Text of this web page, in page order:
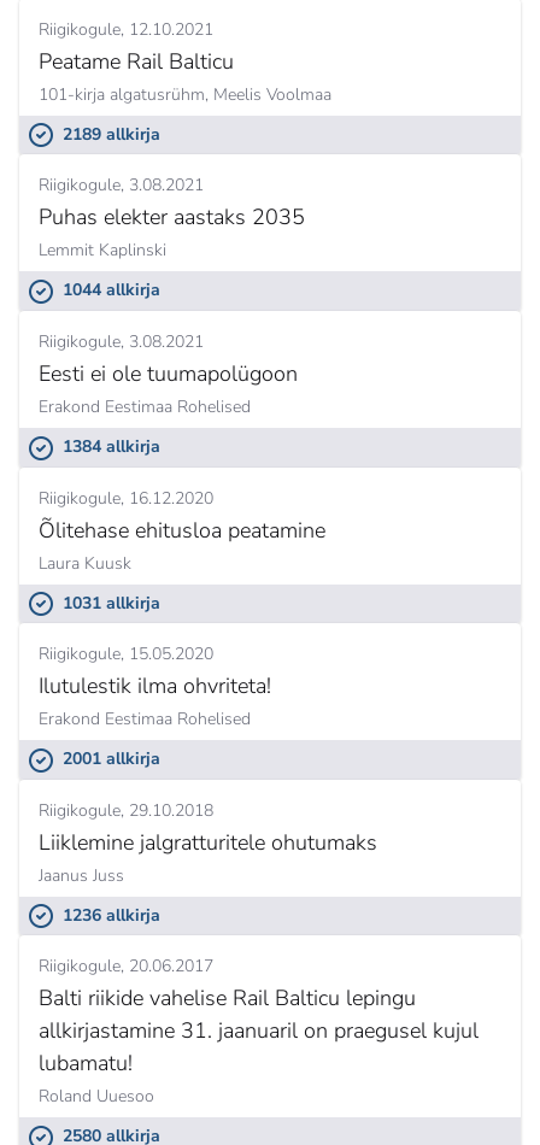
Riigikogule 12.10.2021
Peatame Rail Balticu
101-kirja algatusrühm, Meelis Voolmaa
2189 allkirja
Riigikogule 3.08.2021
Puhas elekter aastaks 2035
Lemmit Kaplinski
1044 allkirja
Riigikogule 3.08.2021
Eesti ei ole tuumapolügoon
Erakond Eestimaa Rohelised
1384 allkirja
Riigikogule 16.12.2020
Õlitehase ehitusloa peatamine
Laura Kuusk
1031 allkirja
Riigikogule 15.05.2020
Ilutulestik ilma ohvriteta!
Erakond Eestimaa Rohelised
2001 allkirja
Riigikogule 29.10.2018
Liiklemine jalgratturitele ohutumaks
Jaanus Juss
1236 allkirja
Riigikogule 20.06.2017
Balti riikide vahelise Rail Balticu lepingu
allkirjastamine 31. jaanuaril on praegusel kujul
lubamatu!
Roland Uuesoo
2580 allkirja